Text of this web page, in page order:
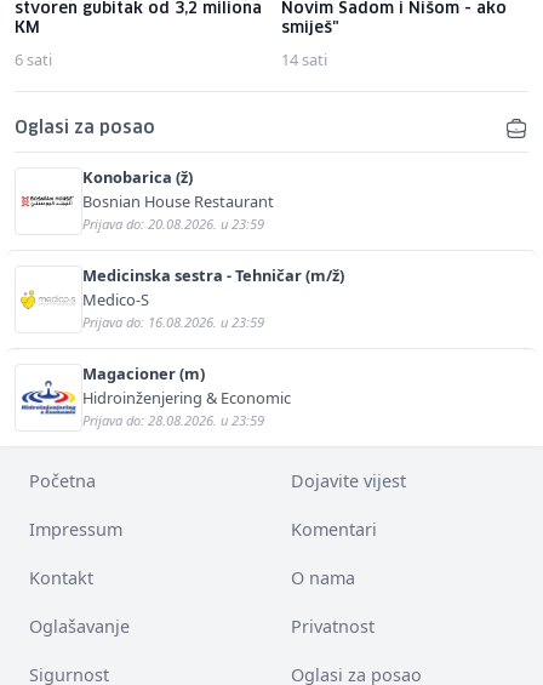
stvoren gubitak od 3,2 miliona
KM
6 sati
Novim Sadom i Nišom - ako
smiješ"
14 sati
Oglasi za posao
Konobarica (ž)
Bosnian House Restaurant
Prijava do: 20.08.2026. u 23:59
Medicinska sestra - Tehničar (m/ž)
Medico-S
Prijava do: 16.08.2026. u 23:59
Magacioner (m)
Hidroinženjering & Economic
Prijava do: 28.08.2026. u 23:59
Početna Dojavite vijest
Impressum Komentari
Kontakt O nama
Oglašavanje Privatnost
Sigurnost Oglasi za posao